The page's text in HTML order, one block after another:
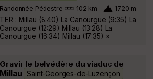
Randonnée Pédestre 102 km 1720 m
TER : Millau (8:40) La Canourgue (9:35) La
Canourgue (12:29) Millau (13:28) La
Canourgue (16:34) Millau (17:35) »
Gravir le belvédère du viaduc de
Millau
Saint-Georges-de-Luzençon